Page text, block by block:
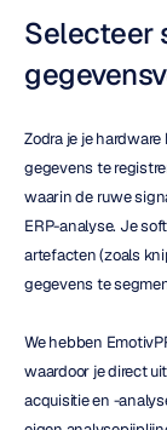
Selecteer
Zodra je je
gegevens te
waarin de ruwe
ERP-analyse. Je
artefacten (zoals
gegevens te
We hebben
waardoor je direct
acquisitie en -